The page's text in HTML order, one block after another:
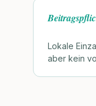
Lokale
aber kein